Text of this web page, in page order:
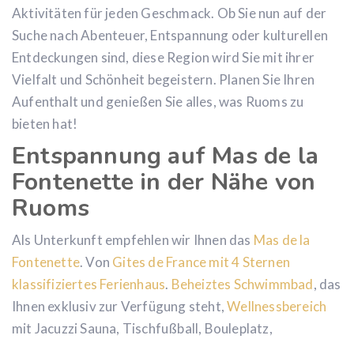
Aktivitäten für jeden Geschmack. Ob Sie nun auf der
Suche nach Abenteuer, Entspannung oder kulturellen
Entdeckungen sind, diese Region wird Sie mit ihrer
Vielfalt und Schönheit begeistern. Planen Sie Ihren
Aufenthalt und genießen Sie alles, was Ruoms zu
bieten hat!
Entspannung auf Mas de la
Fontenette in der Nähe von
Ruoms
Als Unterkunft empfehlen wir Ihnen das Mas de la
Fontenette. Von Gites de Francemit 4 Sternen
klassifiziertes Ferienhaus. Beheiztes Schwimmbad, das
Ihnen exklusiv zur Verfügung steht,Wellnessbereich
mit Jacuzzi Sauna, Tischfußball, Bouleplatz,